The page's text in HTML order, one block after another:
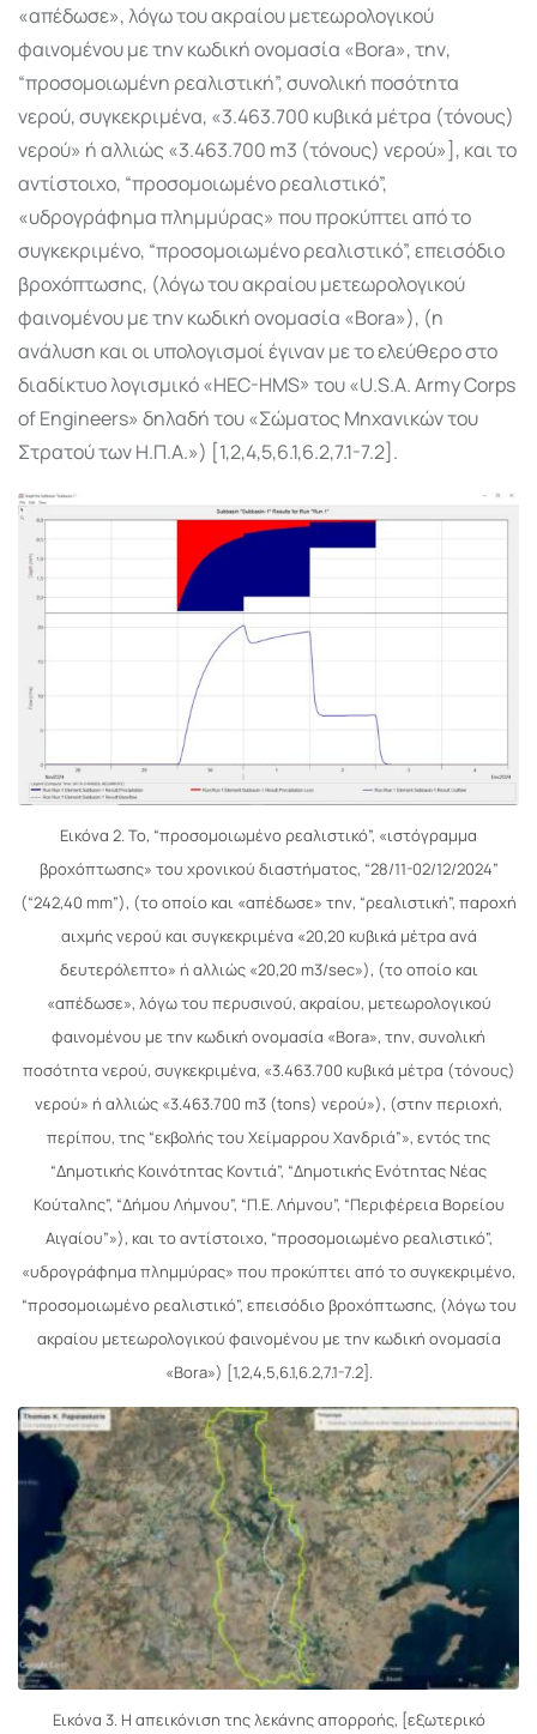
«απέδωσε», λόγω του ακραίου μετεωρολογικού
φαινομένου με την κωδική ονομασία «Bora», την,
“προσομοιωμένη ρεαλιστική”, συνολική ποσότητα
νερού, συγκεκριμένα, «3.463.700 κυβικά μέτρα (τόνους)
νερού» ή αλλιώς «3.463.700 m3 (τόνους) νερού»], και το
αντίστοιχο, “προσομοιωμένο ρεαλιστικό”,
«υδρογράφημα πλημμύρας» που προκύπτει από το
συγκεκριμένο, “προσομοιωμένο ρεαλιστικό”, επεισόδιο
βροχόπτωσης, (λόγω του ακραίου μετεωρολογικού
φαινομένου με την κωδική ονομασία «Bora»), (η
ανάλυση και οι υπολογισμοί έγιναν με το ελεύθερο στο
διαδίκτυο λογισμικό «HEC-HMS» του «U.S.A. Army Corps
of Engineers» δηλαδή του «Σώματος Μηχανικών του
Στρατού των Η.Π.Α.») [1,2,4,5,6.1,6.2,7.1-7.2].
Εικόνα 2. Το, “προσομοιωμένο ρεαλιστικό”, «ιστόγραμμα
βροχόπτωσης» του χρονικού διαστήματος, “28/11-02/12/2024”
(“242,40 mm”), (το οποίο και «απέδωσε» την, “ρεαλιστική”, παροχή
αιχμής νερού και συγκεκριμένα «20,20 κυβικά μέτρα ανά
δευτερόλεπτο» ή αλλιώς «20,20 m3/sec»), (το οποίο και
«απέδωσε», λόγω του περυσινού, ακραίου, μετεωρολογικού
φαινομένου με την κωδική ονομασία «Bora», την, συνολική
ποσότητα νερού, συγκεκριμένα, «3.463.700 κυβικά μέτρα (τόνους)
νερού» ή αλλιώς «3.463.700 m3 (tons) νερού»), (στην περιοχή,
περίπου, της “εκβολής του Χείμαρρου Χανδριά”», εντός της
“Δημοτικής Κοινότητας Κοντιά”, “Δημοτικής Ενότητας Νέας
Κούταλης”, “Δήμου Λήμνου”, “Π.Ε. Λήμνου”, “Περιφέρεια Βορείου
Αιγαίου”»), και το αντίστοιχο, “προσομοιωμένο ρεαλιστικό”,
«υδρογράφημα πλημμύρας» που προκύπτει από το συγκεκριμένο,
“προσομοιωμένο ρεαλιστικό”, επεισόδιο βροχόπτωσης, (λόγω του
ακραίου μετεωρολογικού φαινομένου με την κωδική ονομασία
«Bora») [1,2,4,5,6.1,6.2,7.1-7.2].
Εικόνα 3. Η απεικόνιση της λεκάνης απορροής, [εξωτερικό